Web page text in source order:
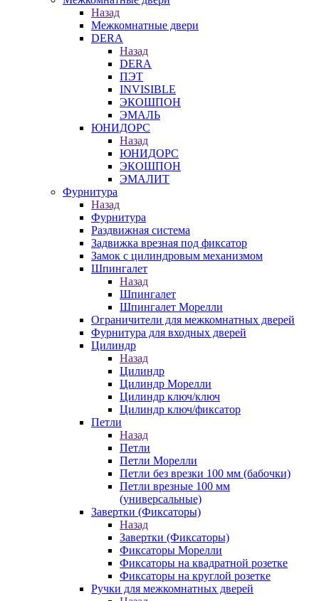
Назад
Межкомнатные двери
DERA
Назад
DERA
ПЭТ
INVISIBLE
ЭКОШПОН
ЭМАЛЬ
ЮНИДОРС
Назад
ЮНИДОРС
ЭКОШПОН
ЭМАЛИТ
Фурнитура
Назад
Фурнитура
Раздвижная система
Задвижка врезная под фиксатор
Замок с цилиндровым механизмом
Шпингалет
Назад
Шпингалет
Шпингалет Морелли
Ограничители для межкомнатных дверей
Фурнитура для входных дверей
Цилиндр
Назад
Цилиндр
Цилиндр Морелли
Цилиндр ключ/ключ
Цилиндр ключ/фиксатор
Петли
Назад
Петли
Петли Морелли
Петли без врезки 100 мм (бабочки)
Петли врезные 100 мм
(универсальные)
Завертки (Фиксаторы)
Назад
Завертки (Фиксаторы)
Фиксаторы Морелли
Фиксаторы на квадратной розетке
Фиксаторы на круглой розетке
Ручки для межкомнатных дверей